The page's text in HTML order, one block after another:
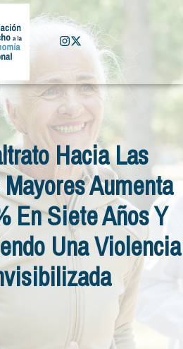
Hacia Las
Aumenta
En Siete Años Y
Una Violencia